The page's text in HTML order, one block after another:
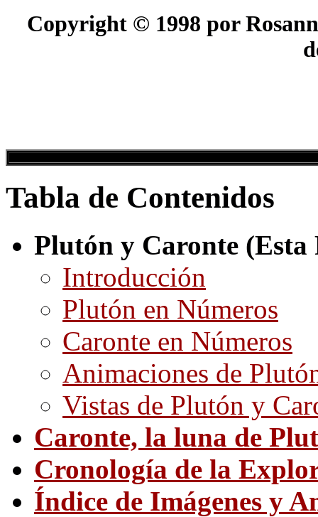
Copyright © 1998 por
Tabla de Contenidos
Plutón y Caronte (Esta
Introducción
Plutón en Números
Caronte en Números
Animaciones de
Vistas de Plutón y
Caronte, la luna de
Cronología de la
Índice de Imágenes y